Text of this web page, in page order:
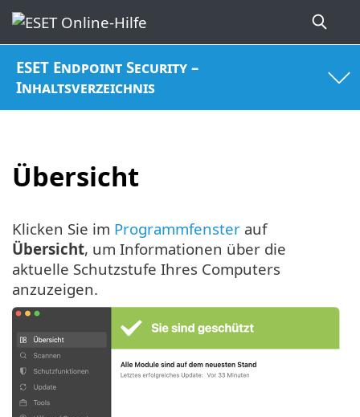
ESET Endpoint Security –
Inhaltsverzeichnis
Übersicht
Klicken Sie im Programmfenster auf
Übersicht, um Informationen über die
aktuelle Schutzstufe Ihres Computers
anzuzeigen.